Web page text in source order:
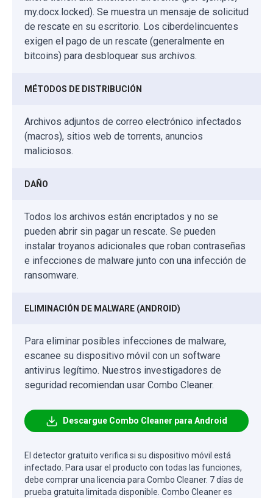
my.docx.locked). Se muestra un mensaje de solicitud
de rescate en su escritorio. Los ciberdelincuentes
exigen el pago de un rescate (generalmente en
bitcoins) para desbloquear sus archivos.
MÉTODOS DE DISTRIBUCIÓN
Archivos adjuntos de correo electrónico infectados
(macros), sitios web de torrents, anuncios
maliciosos.
DAÑO
Todos los archivos están encriptados y no se
pueden abrir sin pagar un rescate. Se pueden
instalar troyanos adicionales que roban contraseñas
e infecciones de malware junto con una infección de
ransomware.
ELIMINACIÓN DE MALWARE (ANDROID)
Para eliminar posibles infecciones de malware,
escanee su dispositivo móvil con un software
antivirus legítimo. Nuestros investigadores de
seguridad recomiendan usar Combo Cleaner.
Descargue Combo Cleaner para Android
El detector gratuito verifica si su dispositivo móvil está
infectado. Para usar el producto con todas las funciones,
debe comprar una licencia para Combo Cleaner. 7 días de
prueba gratuita limitada disponible. Combo Cleaner es